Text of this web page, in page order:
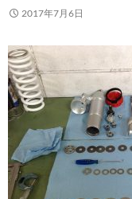
2017年7月6日